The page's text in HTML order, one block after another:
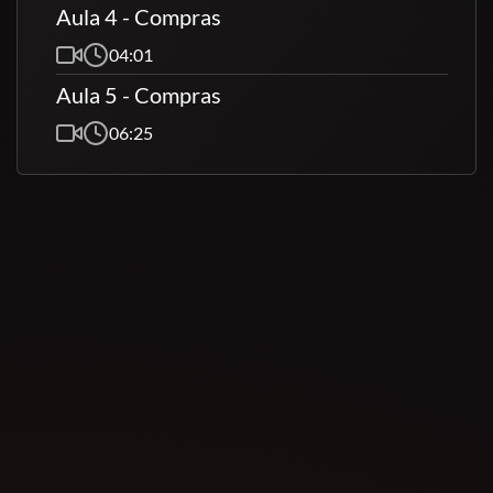
Aula 4 - Compras
04:01
Aula 5 - Compras
06:25